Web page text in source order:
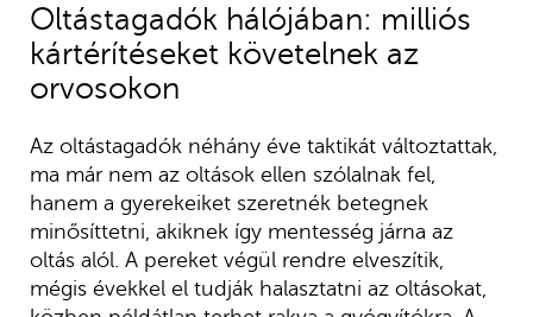
Oltástagadók hálójában: milliós
kártérítéseket követelnek az
orvosokon
Az oltástagadók néhány éve taktikát változtattak,
ma már nem az oltások ellen szólalnak fel,
hanem a gyerekeiket szeretnék betegnek
minősíttetni, akiknek így mentesség járna az
oltás alól. A pereket végül rendre elveszítik,
mégis évekkel el tudják halasztatni az oltásokat,